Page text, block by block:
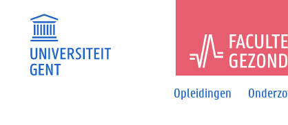
Opleidingen